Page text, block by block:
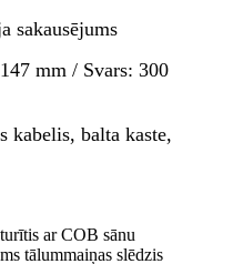
sakausējums
mm / Svars: 300
kabelis, balta kaste,